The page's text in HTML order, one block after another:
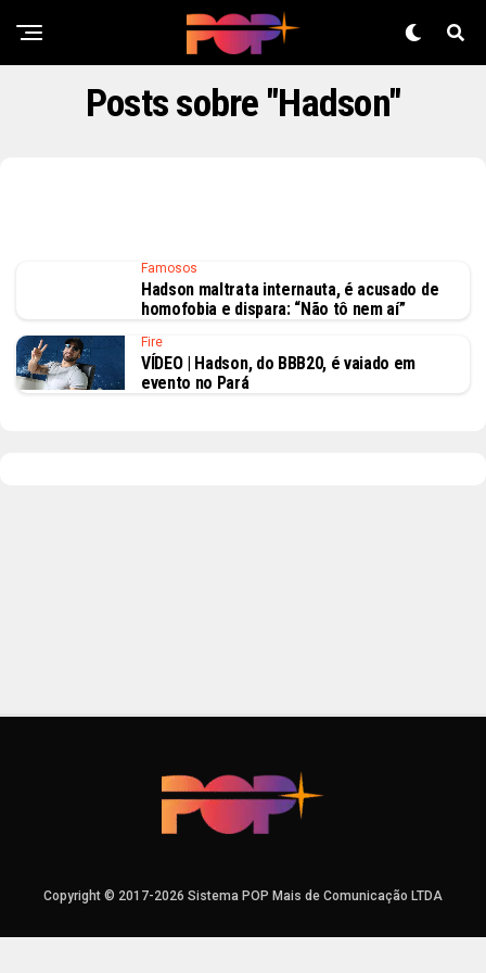
Posts sobre "Hadson"
Famosos
Hadson maltrata internauta, é acusado de
homofobia e dispara: “Não tô nem aí”
Fire
VÍDEO | Hadson, do BBB20, é vaiado em
evento no Pará
Copyright © 2017-2026 Sistema POP Mais de Comunicação LTDA